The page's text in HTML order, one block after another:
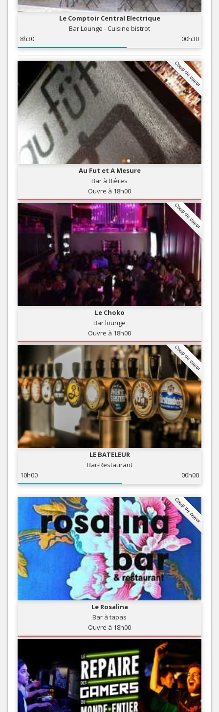
Le Comptoir Central Electrique
Bar Lounge - Cuisine bistrot
8h30
00h30
Coup de coeur
Au Fut et A Mesure
Bar à Bières
Ouvre à 18h00
Coup de coeur
Le Choko
Bar lounge
Ouvre à 18h00
Coup de coeur
LE BATELEUR
Bar-Restaurant
10h00
00h00
Coup de coeur
Le Rosalina
Bar à tapas
Ouvre à 18h00